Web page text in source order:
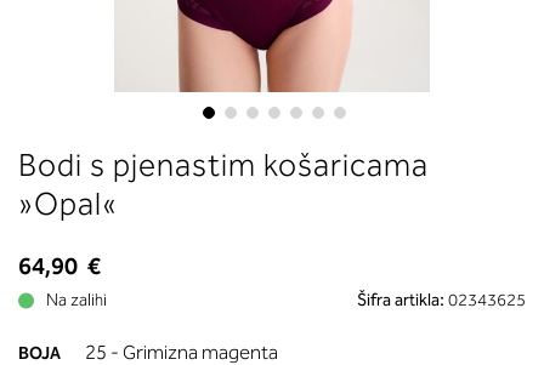
to
the
beginning
the
images
Bodi s pjenastim košaricama
»Opal«
64,90 €
Na zalihi Šifra artikla: 02343625
BOJA 25 - Grimizna magenta
boste prebrali, katera globina
ustreza vaši meri (A, B …) – iščite v
stolpcu, ki ste ga določili s
obsegom.